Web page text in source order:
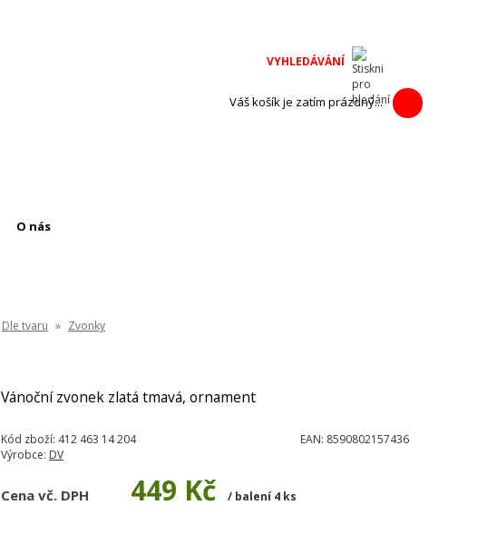
Váš košík je zatím prázdný...
O nás
Dle tvaru » Zvonky
Vánoční zvonek zlatá tmavá, ornament
Kód zboží: 412 463 14 204 EAN: 8590802157436
Výrobce: DV
Cena vč. DPH 449 Kč / balení 4 ks